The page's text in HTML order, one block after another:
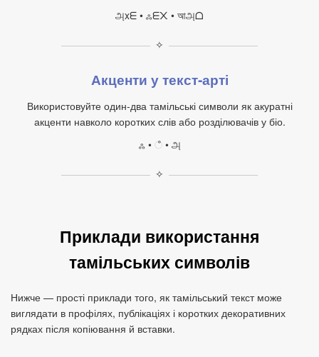
அxᗴ • ஃᗴ᙭ • আஅᗝ
✧
Акценти у текст‑арті
Використовуйте один‑два тамільські символи як акуратні
акценти навколо коротких слів або розділювачів у біо.
ஃ • ஂ • அ
✧
Приклади використання
тамільських символів
Нижче — прості приклади того, як тамільський текст може
виглядати в профілях, публікаціях і коротких декоративних
рядках після копіювання й вставки.